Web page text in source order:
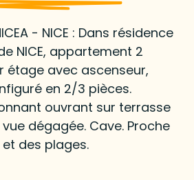
- NICE : Dans résidence
NICE, appartement 2
étage avec ascenseur,
en 2/3 pièces.
ouvrant sur terrasse
dégagée. Cave. Proche
des plages.